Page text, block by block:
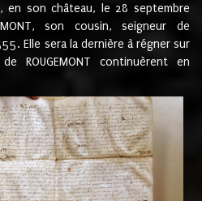
en son château, le 28 septembre
son cousin, seigneur de
Elle sera la dernière à régner sur
ROUGEMONT continuèrent en